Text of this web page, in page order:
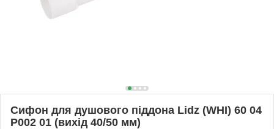
Сифон для душового піддона Lidz (WHI) 60 04
P002 01 (вихід 40/50 мм)